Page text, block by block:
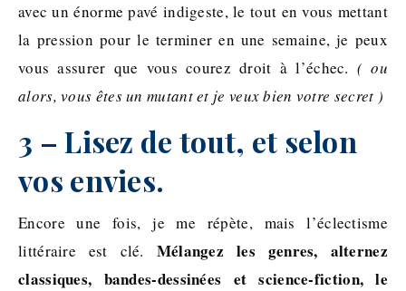
avec un énorme pavé indigeste, le tout en vous mettant
la pression pour le terminer en une semaine, je peux
vous assurer que vous courez droit à l’échec. ( ou
alors, vous êtes un mutant et je veux bien votre secret )
3 – Lisez de tout, et selon
vos envies.
Encore une fois, je me répète, mais l’éclectisme
littéraire est clé. Mélangez les genres, alternez
classiques, bandes-dessinées et science-fiction, le